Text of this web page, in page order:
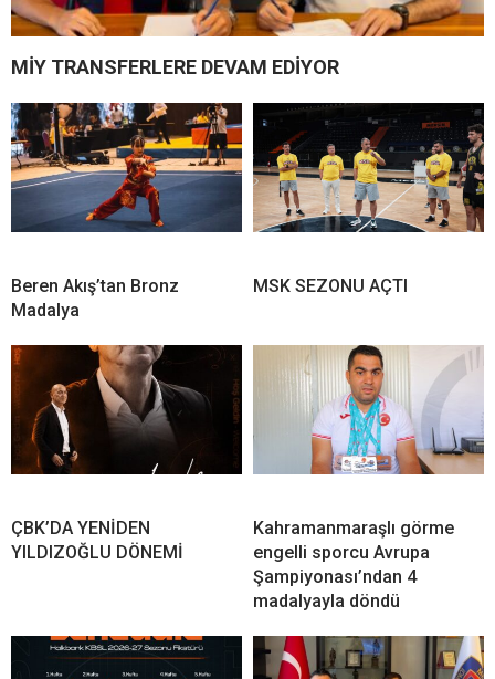
MİY TRANSFERLERE DEVAM EDİYOR
Beren Akış’tan Bronz
Madalya
MSK SEZONU AÇTI
ÇBK’DA YENİDEN
YILDIZOĞLU DÖNEMİ
Kahramanmaraşlı görme
engelli sporcu Avrupa
Şampiyonası’ndan 4
madalyayla döndü